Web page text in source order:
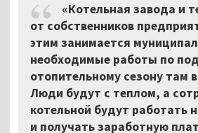
«Котельная завода и
от собственников
этим занимается
необходимые работы по
отопительному сезону там
Люди будут с теплом, а
котельной будут работать
и получать заработную